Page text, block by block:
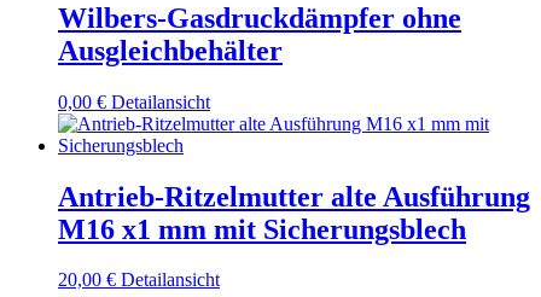
Wilbers-Gasdruckdämpfer ohne
Ausgleichbehälter
0,00 € Detailansicht
Antrieb-Ritzelmutter alte Ausführung
M16 x1 mm mit Sicherungsblech
20,00 € Detailansicht